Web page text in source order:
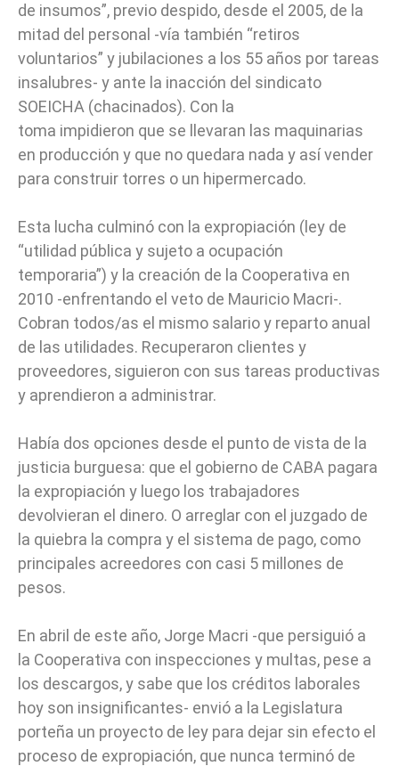
de insumos”, previo despido, desde el 2005, de la
mitad del personal -vía también “retiros
voluntarios” y jubilaciones a los 55 años por tareas
insalubres- y ante la inacción del sindicato
SOEICHA (chacinados). Con la
toma impidieron que se llevaran las maquinarias
en producción y que no quedara nada y así vender
para construir torres o un hipermercado.
Esta lucha culminó con la expropiación (ley de
“utilidad pública y sujeto a ocupación
temporaria”) y la creación de la Cooperativa en
2010 -enfrentando el veto de Mauricio Macri-.
Cobran todos/as el mismo salario y reparto anual
de las utilidades. Recuperaron clientes y
proveedores, siguieron con sus tareas productivas
y aprendieron a administrar.
Había dos opciones desde el punto de vista de la
justicia burguesa: que el gobierno de CABA pagara
la expropiación y luego los trabajadores
devolvieran el dinero. O arreglar con el juzgado de
la quiebra la compra y el sistema de pago, como
principales acreedores con casi 5 millones de
pesos.
En abril de este año, Jorge Macri -que persiguió a
la Cooperativa con inspecciones y multas, pese a
los descargos, y sabe que los créditos laborales
hoy son insignificantes- envió a la Legislatura
porteña un proyecto de ley para dejar sin efecto el
proceso de expropiación, que nunca terminó de